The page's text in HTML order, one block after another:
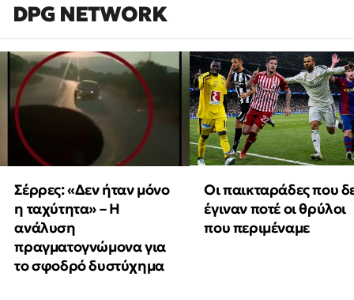
DPG NETWORK
Σέρρες: «Δεν ήταν μόνο
η ταχύτητα» – Η
ανάλυση
πραγματογνώμονα για
το σφοδρό δυστύχημα
Οι παικταράδες που
έγιναν ποτέ οι θρύλοι
που περιμέναμε